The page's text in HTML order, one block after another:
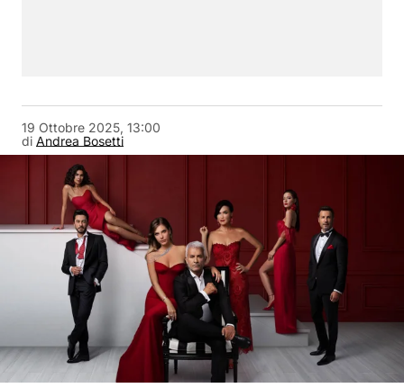
di Andrea Bosetti
19 Ottobre 2025, 13:00